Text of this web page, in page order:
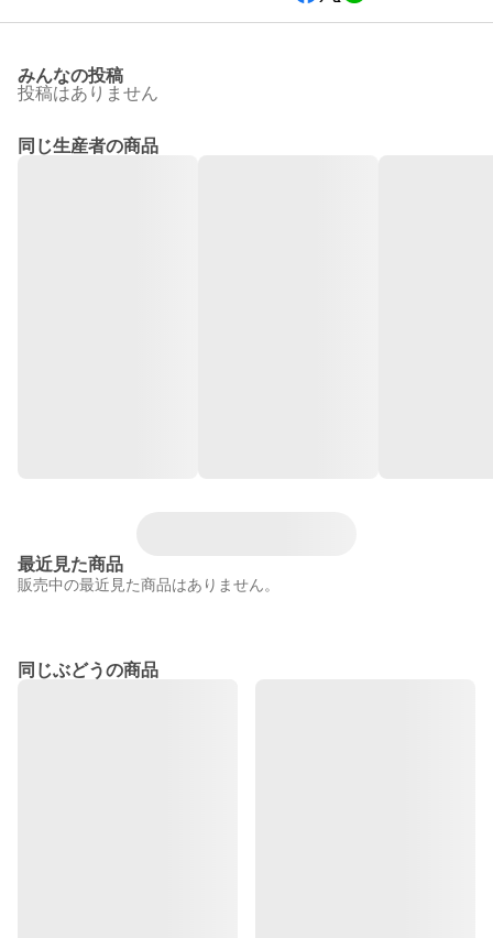
みんなの投稿
投稿はありません
同じ生産者の商品
最近見た商品
販売中の最近見た商品はありません。
同じぶどうの商品